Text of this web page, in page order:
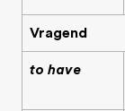
Vragend
to have